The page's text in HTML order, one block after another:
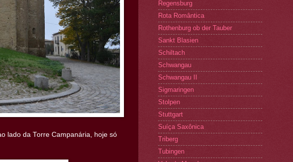
lado da Torre Campanária, hoje só
Regensburg
Rota Romântica
Rothenburg ob der Tauber
Sankt Blasien
Schiltach
Schwangau
Schwangau II
Sigmaringen
Stolpen
Stuttgart
Suíça Saxônica
Triberg
Tubingen